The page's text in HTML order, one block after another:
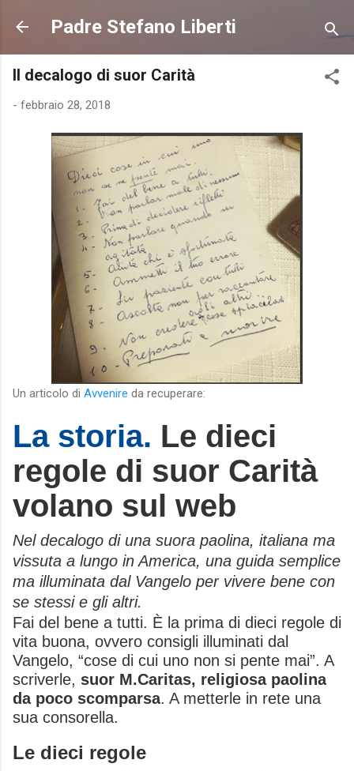
Passa ai contenuti principali
Padre Stefano Liberti
Il decalogo di suor Carità
- febbraio 28, 2018
Un articolo di Avvenire da recuperare:
La storia. Le dieci
regole di suor Carità
volano sul web
Nel decalogo di una suora paolina, italiana ma
vissuta a lungo in America, una guida semplice
ma illuminata dal Vangelo per vivere bene con
se stessi e gli altri.
Fai del bene a tutti. È la prima di dieci regole di
vita buona, ovvero consigli illuminati dal
Vangelo, “cose di cui uno non si pente mai”. A
scriverle, suor M.Caritas, religiosa paolina
da poco scomparsa. A metterle in rete una
sua consorella.
Le dieci regole